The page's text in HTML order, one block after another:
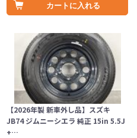
カートに入れる
【2026年製 新車外し品】スズキ
JB74 ジムニーシエラ 純正 15in 5.5J
+…